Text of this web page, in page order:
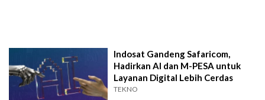
Indosat Gandeng Safaricom,
Hadirkan AI dan M-PESA untuk
Layanan Digital Lebih Cerdas
TEKNO